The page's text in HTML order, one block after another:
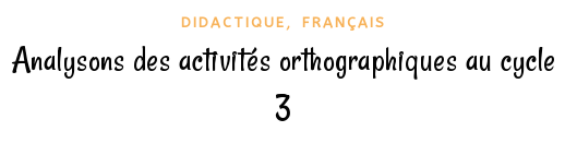
DIDACTIQUE , FRANÇAIS
Analysons des activités orthographiques au cycle
3